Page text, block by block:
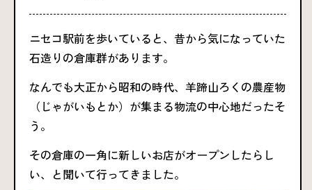
ニセコ駅前を歩いていると、昔から気になっていた
石造りの倉庫群があります。
なんでも大正から昭和の時代、羊蹄山ろくの農産物
（じゃがいもとか）が集まる物流の中心地だったそ
う。
その倉庫の一角に新しいお店がオープンしたらし
い、と聞いて行ってきました。